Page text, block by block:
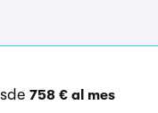
758 € al mes